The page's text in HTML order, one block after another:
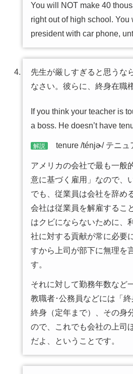
You will NOT make 40
right out of high school. You
president with car phone,
先生が厳しすぎると思うな
なさい。彼らに、終身在職
If you think your teacher is
a boss. He doesn’t have
解説 tenure /ténjɚ/ テニュ
アメリカの会社で最も一般
意に基づく雇用」なので、
でも、従業員は会社を辞め
会社は従業員を解雇するこ
はクビにならないために、
社に対する貢献が常に必要
すから上司が部下に無理を
す。
それに対して勤務年数など
教職者･公務員などには「終
終身（定年まで）、その身
ので、これでも会社の上司
だよ、ということです。